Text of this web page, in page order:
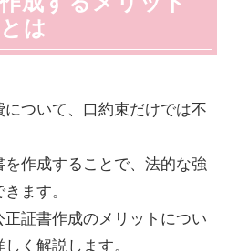
とは
ついて、口約束だけでは不
作成することで、法的な強
ます。
証書作成のメリットについ
く解説します。